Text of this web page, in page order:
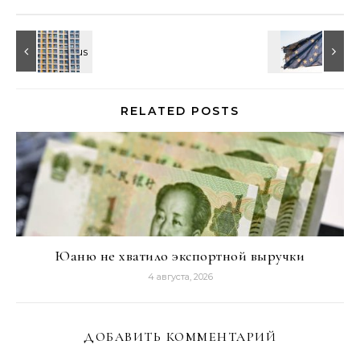
RELATED POSTS
Юаню не хватило экспортной выручки
4 августа, 2026
ДОБАВИТЬ КОММЕНТАРИЙ